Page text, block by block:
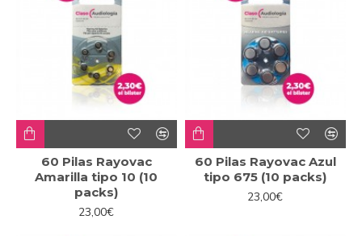
60 Pilas Rayovac
Amarilla tipo 10 (10
packs)
23,00€
60 Pilas Rayovac Azul
tipo 675 (10 packs)
23,00€